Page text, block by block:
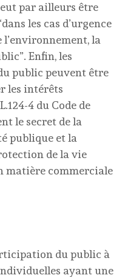
par ailleurs être
les cas d’urgence
la
Enfin, les
public peuvent être
les intérêts
4 du Code de
le secret de la
publique et la
de la vie
matière commerciale
du public à
ayant une